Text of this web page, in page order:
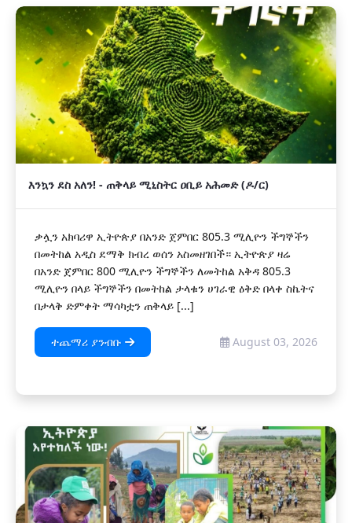
አዲስ
እንኳን ደስ አለን! - ጠቅላይ ሚኒስትር ዐቢይ አሕመድ (ዶ/ር)
ቃሏን አክባሪዋ ኢትዮጵያ በአንድ ጀምበር 805.3 ሚሊዮን ችግኞችን
በመትከል አዲስ ደማቅ ክብረ ወሰን አስመዘገበች። ኢትዮጵያ ዛሬ
በአንድ ጀምበር 800 ሚሊዮን ችግኞችን ለመትከል አቅዳ 805.3
ሚሊዮን በላይ ችግኞችን በመትከል ታላቁን ሀገራዊ ዕቅድ በላቀ ስኬትና
በታላቅ ድምቀት ማሳካቷን ጠቅላይ [...]
ተጨማሪ ያንብቡ August 03, 2026